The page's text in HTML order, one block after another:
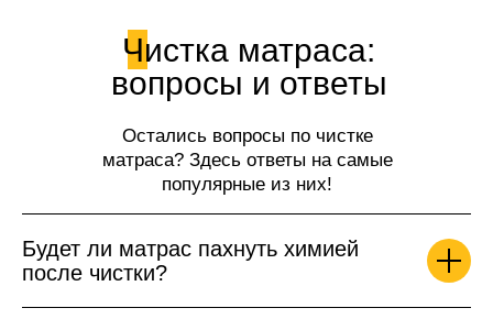
Чистка матраса:
вопросы и ответы
Остались вопросы по чистке
матраса? Здесь ответы на самые
популярные из них!
Будет ли матрас пахнуть химией
после чистки?